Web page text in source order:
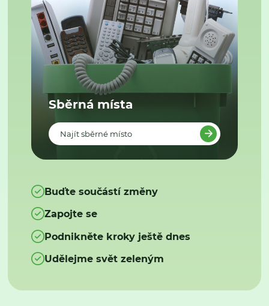
Sběrná místa
Najít sběrné místo
Buďte součástí změny
Zapojte se
Podnikněte kroky ještě dnes
Udělejme svět zeleným